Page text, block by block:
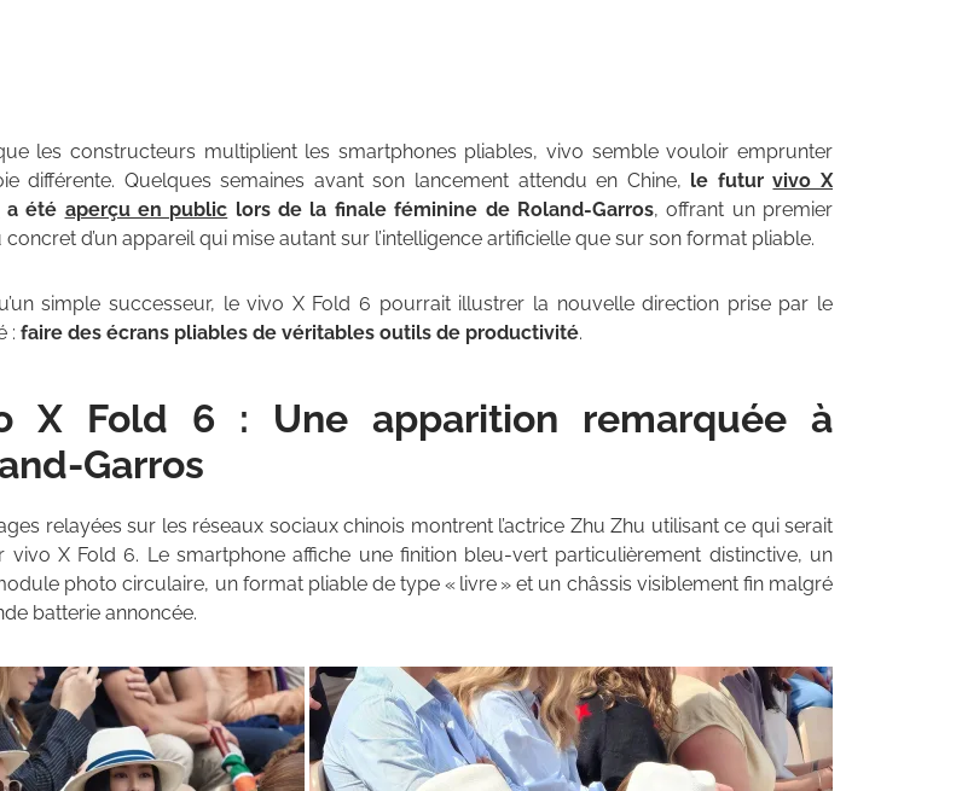
les constructeurs multiplient les smartphones pliables, vivo semble vouloir emprunter
différente. Quelques semaines avant son lancement attendu en Chine, le futurvivo X
a été aperçu en public lors de la finale féminine de Roland-Garros, offrant un premier
d’un appareil qui mise autant sur l’intelligence artificielle que sur son format pliable.
simple successeur, le vivo X Fold 6 pourrait illustrer la nouvelle direction prise par le
: faire des écrans pliables de véritables outils de productivité.
X Fold 6 : Une apparition remarquée à
Garros
relayées sur les réseaux sociaux chinois montrent l’actrice Zhu Zhu utilisant ce qui serait
vivo X Fold 6. Le smartphone affiche une finition bleu-vert particulièrement distinctive, un
photo circulaire, un format pliable de type « livre » et un châssis visiblement fin malgré
batterie annoncée.